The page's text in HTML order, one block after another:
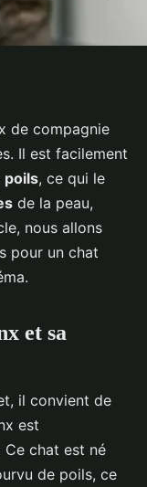
une
de compagnie
Il est facilement
poils, ce qui le
de la peau,
nous allons
pour un chat
et sa
il convient de
est
Ce chat est né
de poils, ce